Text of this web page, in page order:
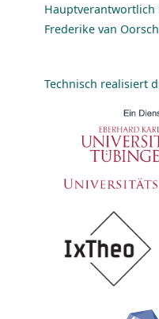
Hauptverantwortlich
Frederike van
Technisch realisiert